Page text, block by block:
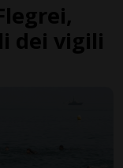
dei vigili